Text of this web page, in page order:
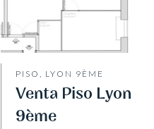
PISO, LYON 9ÈME
Venta Piso Lyon
9ème